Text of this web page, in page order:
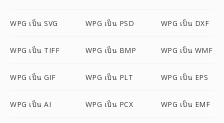
WPG เป็น SVG WPG เป็น PSD WPG เป็น DXF
WPG เป็น TIFF WPG เป็น BMP WPG เป็น WMF
WPG เป็น GIF WPG เป็น PLT WPG เป็น EPS
WPG เป็น AI WPG เป็น PCX WPG เป็น EMF